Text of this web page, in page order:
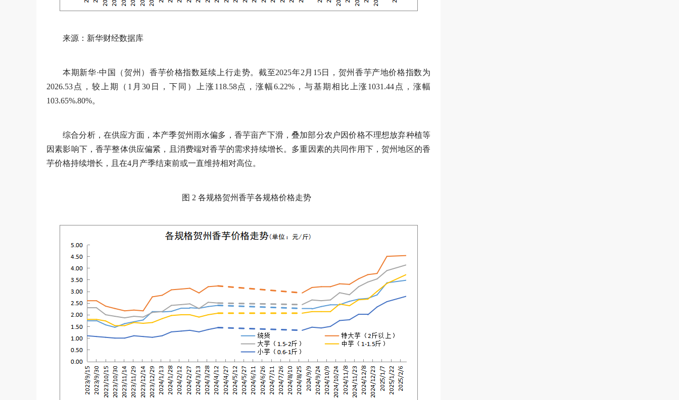
来源：新华财经数据库
本期新华·中国（贺州）香芋价格指数延续上行走势。截至2025年2月15日，贺州香芋产地价格指数为
2026.53点，较上期（1月30日，下同）上涨118.58点，涨幅6.22%，与基期相比上涨1031.44点，涨幅
103.65%.80%。
综合分析，在供应方面，本产季贺州雨水偏多，香芋亩产下滑，叠加部分农户因价格不理想放弃种植等
因素影响下，香芋整体供应偏紧，且消费端对香芋的需求持续增长。多重因素的共同作用下，贺州地区的香
芋价格持续增长，且在4月产季结束前或一直维持相对高位。
图 2 各规格贺州香芋各规格价格走势